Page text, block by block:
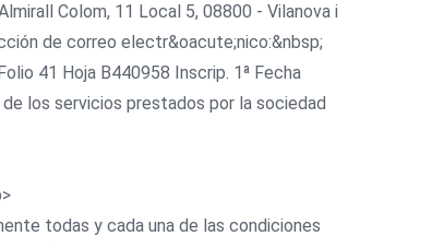
Colom, 11 Local 5, 08800 - Vilanova i
de correo electr&oacute;nico:&nbsp;
41 Hoja B440958 Inscrip. 1ª Fecha
los servicios prestados por la sociedad
todas y cada una de las condiciones